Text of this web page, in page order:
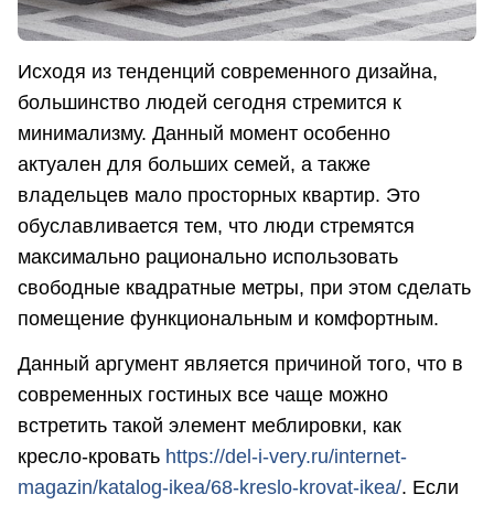
Исходя из тенденций современного дизайна,
большинство людей сегодня стремится к
минимализму. Данный момент особенно
актуален для больших семей, а также
владельцев мало просторных квартир. Это
обуславливается тем, что люди стремятся
максимально рационально использовать
свободные квадратные метры, при этом сделать
помещение функциональным и комфортным.
Данный аргумент является причиной того, что в
современных гостиных все чаще можно
встретить такой элемент меблировки, как
кресло-кровать https://del-i-very.ru/internet-
magazin/katalog-ikea/68-kreslo-krovat-ikea/. Если